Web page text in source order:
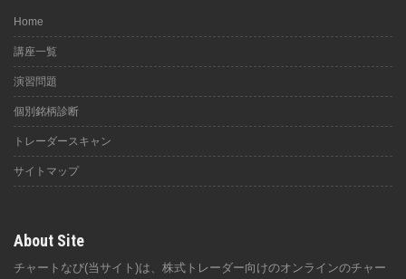
Home
講座一覧
演習問題
個別銘柄診断
トレーダースキャン
サイトマップ
About Site
チャートなび(当サイト)は、株式トレーダー向けのオンラインのチャー